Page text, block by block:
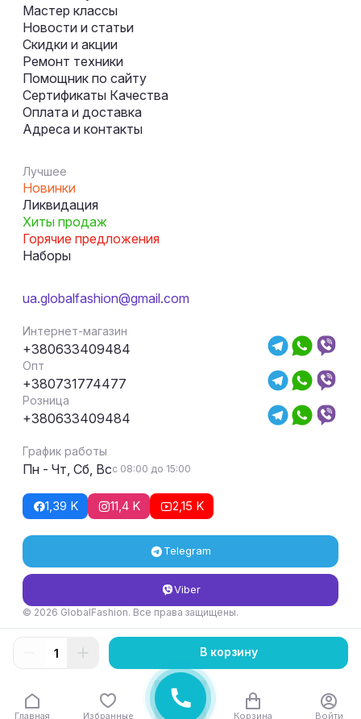
Мастер классы
Новости и статьи
Скидки и акции
Ремонт техники
Помощник по сайту
Сертификаты Качества
Оплата и доставка
Адреса и контакты
Лучшее
Новинки
Ликвидация
Хиты продаж
Горячие предложения
Наборы
ua.globalfashion@gmail.com
Интернет-магазин
+380633409484
Опт
+380731774477
Розница
+380633409484
График работы
Пн - Чт, Сб, Всс 08:00 до 15:00
1,39 K 11,4 K 2,15 K
Telegram
Viber
© 2026 GlobalFashion. Все права защищены.
Условия возврата и обмена товара
В корзину
Главная Избранные Корзина Войти